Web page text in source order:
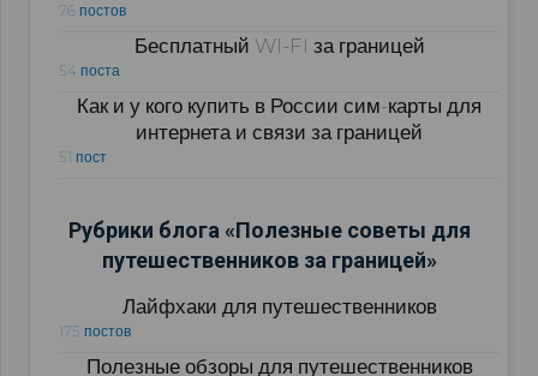
76 постов
Бесплатный WI-FI за границей
54 поста
Как и у кого купить в России сим-карты для
интернета и связи за границей
51 пост
Рубрики блога «Полезные советы для
путешественников за границей»
Лайфхаки для путешественников
175 постов
Полезные обзоры для путешественников